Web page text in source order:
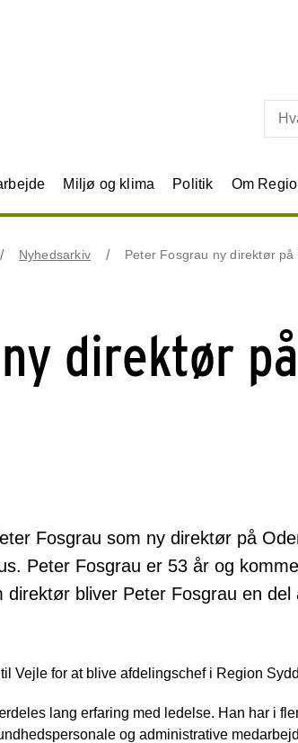
Miljø og klima Politik Om
Nyhedsarkiv Peter Fosgrau ny direktør på
direktør på
Fosgrau som ny direktør på
Peter Fosgrau er 53 år og
bliver Peter Fosgrau en del
Vejle for at blive afdelingschef i Region
lang erfaring med ledelse. Han har i
og administrative